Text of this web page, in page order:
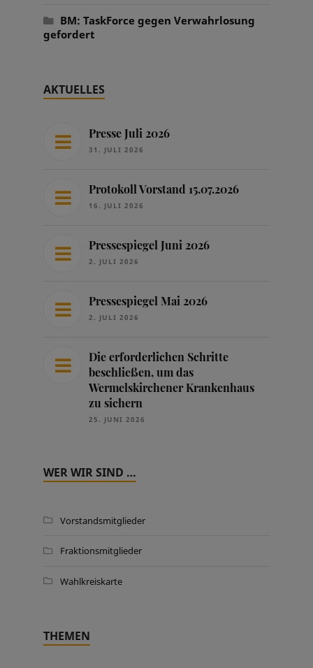
BM: TaskForce gegen Verwahrlosung
gefordert
AKTUELLES
Presse Juli 2026
31. JULI 2026
Protokoll Vorstand 15.07.2026
16. JULI 2026
Pressespiegel Juni 2026
2. JULI 2026
Pressespiegel Mai 2026
2. JULI 2026
Die erforderlichen Schritte
beschließen, um das
Wermelskirchener Krankenhaus
zu sichern
25. JUNI 2026
WER WIR SIND …
Vorstandsmitglieder
Fraktionsmitglieder
Wahlkreiskarte
THEMEN